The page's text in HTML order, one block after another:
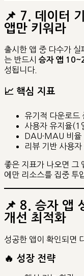
📌 7. 데이터
앱만 키워라
출시한 앱 중 다수가
는 반드시 승자 앱
성됩니다.
📈 핵심 지표
유기적 다운로드
사용자 유지율
DAU·MAU 비율
리뷰 기반 사용자
좋은 지표가 나오면
에만 리소스를 집중 투
📌 8. 승자 앱
개선 최적화
성공한 앱이 확인되면
🔥 성장 전략